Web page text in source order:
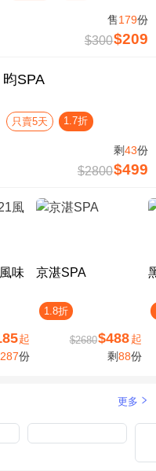
售179份
$300$209
昀SPA
只賣5天 1.7折
剩43份
$2800$499
味
起
份
京湛SPA
1.8折
$2680$488 起
剩88份
更多